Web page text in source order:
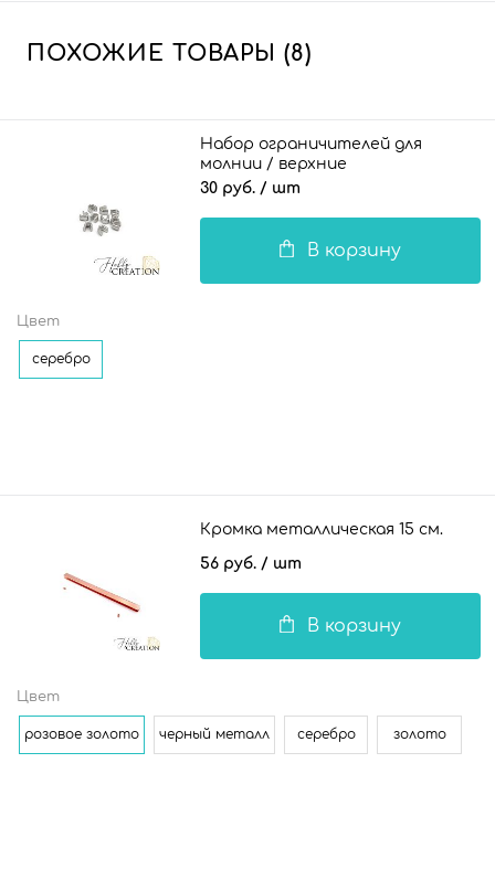
ПОХОЖИЕ ТОВАРЫ (8)
Набор ограничителей для
молнии / верхние
30 руб. / шт
В корзину
Цвет
серебро
Кромка металлическая 15 см.
56 руб. / шт
В корзину
Цвет
розовое золото черный металл серебро золото